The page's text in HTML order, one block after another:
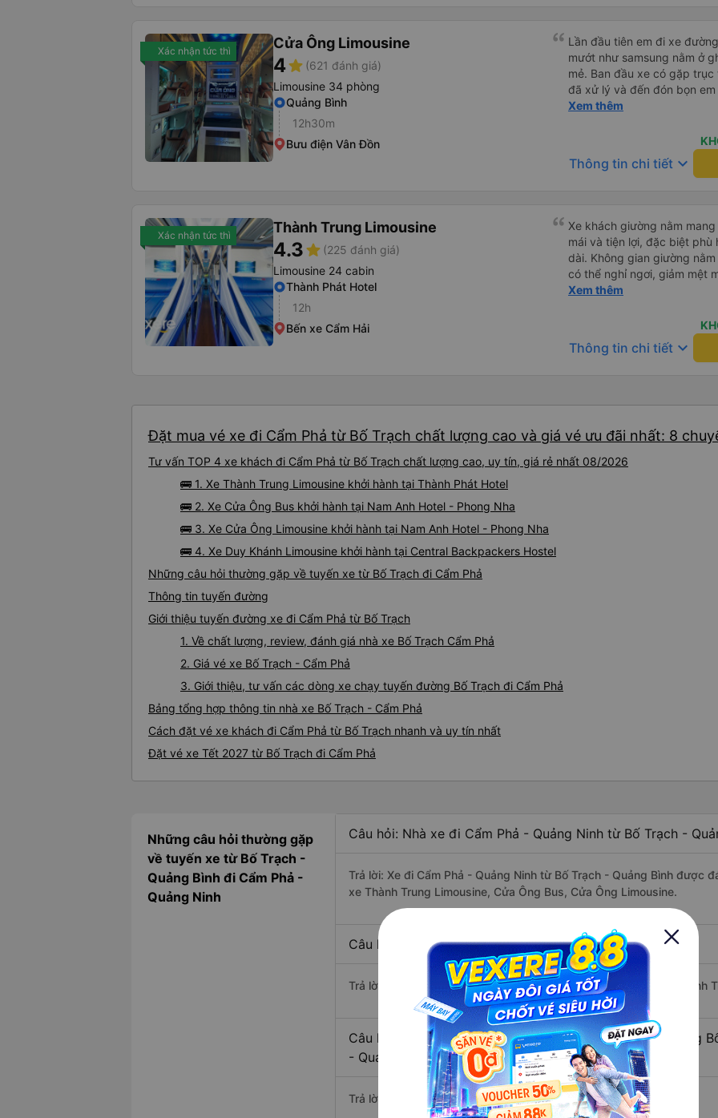
Xác nhận tức thì Cửa Ông Limousine
4star (621 đánh giá)
Limousine 34 phòng
Quảng Bình
12h30m
Bưu điện Vân Đồn
Lần đầu tiên em đi xe
mướt như samsung nằm ở
mẻ. Ban đầu xe có gặp
đã xử lý và đến đón bọn
xế Văn Sĩ quá vui tính và
xe. Lần sau e mong có
Xem thêm
Thông tin chi tiết keyboard_arrow_down
Xác nhận tức thì Thành Trung Limousine
4.3star (225 đánh giá)
Limousine 24 cabin
Thành Phát Hotel
12h
Bến xe Cẩm Hải
Xe khách giường nằm
mái và tiện lợi, đặc biệt
dài. Không gian giường
có thể nghỉ ngơi, giảm mệt
thường. Hệ thống điều hòa hoạt động ổn định, xe vận hành
chăn, gối, rèm che riêng
cảm giác dễ chịu trong suốt hành trình.
xe phục vụ nhiệt tình, lịch
chất lượng phục vụ tốt, xe
chuyến đi ban đêm.
Xem thêm
Thông tin chi tiết keyboard_arrow_down
Đặt mua vé xe đi Cẩm Phả từ Bố Trạch chất lượng cao và giá vé ưu đãi nhất: 8
Tư vấn TOP 4 xe khách đi Cẩm Phả từ Bố Trạch chất lượng cao, uy tín, giá rẻ nhất 08/2026
🚌 1. Xe Thành Trung Limousine khởi hành tại Thành Phát Hotel
🚌 2. Xe Cửa Ông Bus khởi hành tại Nam Anh Hotel - Phong Nha
🚌 3. Xe Cửa Ông Limousine khởi hành tại Nam Anh Hotel - Phong Nha
🚌 4. Xe Duy Khánh Limousine khởi hành tại Central Backpackers Hostel
Những câu hỏi thường gặp về tuyến xe từ Bố Trạch đi Cẩm Phả
Thông tin tuyến đường
Giới thiệu tuyến đường xe đi Cẩm Phả từ Bố Trạch
1. Về chất lượng, review, đánh giá nhà xe Bố Trạch Cẩm Phả
2. Giá vé xe Bố Trạch - Cẩm Phả
3. Giới thiệu, tư vấn các dòng xe chạy tuyến đường Bố Trạch đi Cẩm Phả
Bảng tổng hợp thông tin nhà xe Bố Trạch - Cẩm Phả
Cách đặt vé xe khách đi Cẩm Phả từ Bố Trạch nhanh và uy tín nhất
Đặt vé xe Tết 2027 từ Bố Trạch đi Cẩm Phả
Những câu hỏi thường gặp
về tuyến xe từ Bố Trạch -
Quảng Bình đi Cẩm Phả -
Quảng Ninh
Câu hỏi: Nhà xe đi Cẩm Phả - Quảng Ninh từ Bố Trạch -
Trả lời: Xe đi Cẩm Phả - Quảng Ninh từ Bố Trạch - Quảng Bình được
xe Thành Trung Limousine, Cửa Ông Bus, Cửa Ông Limousine.
Câu hỏi: Xe nào đi Cẩm Phả - Quảng Ninh có giá rẻ nhất?
Trả lời: Vé xe rẻ nhất có mức giá là 552.500 đồng của nhà xe Thành
Câu hỏi: Có bao nhiêu nhà xe đang khai thác tuyến đường
- Quảng Ninh ?
Trả lời: Hiện tại có 4 nhà xe khai thác tuyến đường.